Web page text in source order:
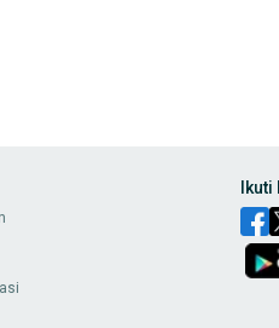
untuk kebutuhan komunikasi,
, hingga perlengkapan